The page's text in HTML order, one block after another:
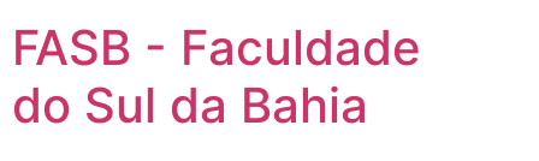
FASB - Faculdade
do Sul da Bahia